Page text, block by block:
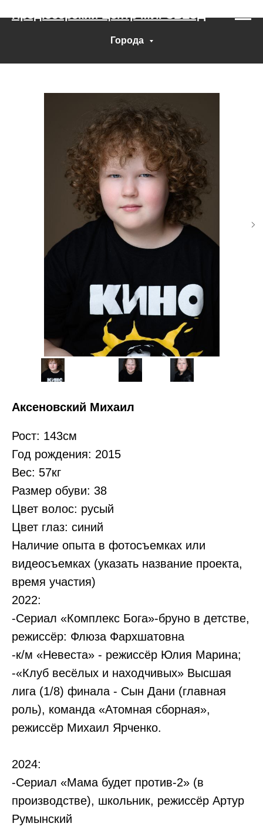
Города
Продюсерский Центр МИРЗВЕЗД
Аксеновский Михаил
Рост: 143см
Год рождения: 2015
Вес: 57кг
Размер обуви: 38
Цвет волос: русый
Цвет глаз: синий
Наличие опыта в фотосъемках или
видеосъемках (указать название проекта,
время участия)
2022:
-Сериал «Комплекс Бога»-бруно в детстве,
режиссёр: Флюза Фархшатовна
-к/м «Невеста» - режиссёр Юлия Марина;
-«Клуб весёлых и находчивых» Высшая
лига (1/8) финала - Сын Дани (главная
роль), команда «Атомная сборная»,
режиссёр Михаил Ярченко.
2024:
-Сериал «Мама будет против-2» (в
производстве), школьник, режиссёр Артур
Румынский